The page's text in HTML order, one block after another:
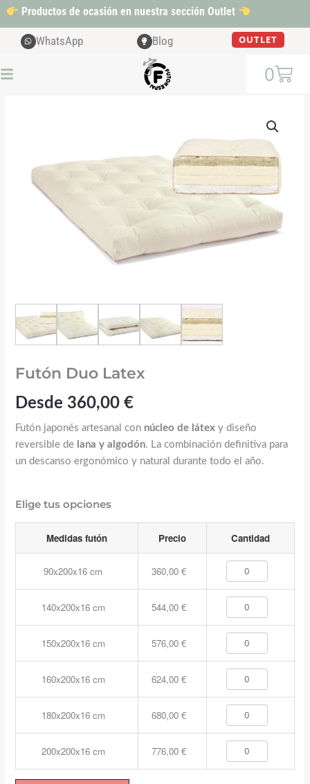
al
contenido
Productos de ocasión en nuestra sección Outlet
WhatsApp Blog OUTLET
0
Cart
Futón Duo Latex
Desde 360,00 €
Futón japonés artesanal con núcleo de látexy diseño
reversible de lana y algodón. La combinación definitiva para
un descanso ergonómico y natural durante todo el año.
Elige tus opciones
Medidas futón Precio Cantidad
90x200x16 cm 360,00 €
140x200x16 cm 544,00 €
150x200x16 cm 576,00 €
160x200x16 cm 624,00 €
180x200x16 cm 680,00 €
200x200x16 cm 776,00 €